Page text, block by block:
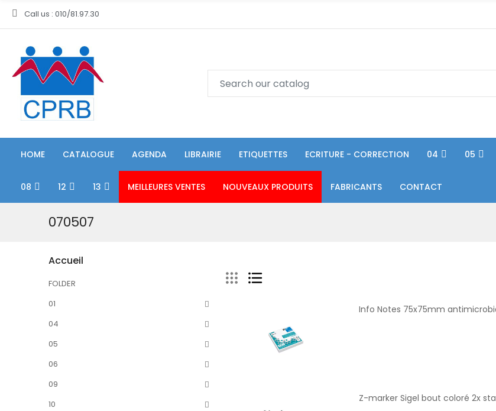
Call us : 010/81.97.30
HOME CATALOGUE AGENDA LIBRAIRIE ETIQUETTES ECRITURE - CORRECTION 04 05
08 12 13 MEILLEURES VENTES NOUVEAUX PRODUITS FABRICANTS CONTACT
070507
Accueil
FOLDER
01
04
05
06
09
10
Info Notes 75x75mm
Z-marker Sigel bout coloré 2x